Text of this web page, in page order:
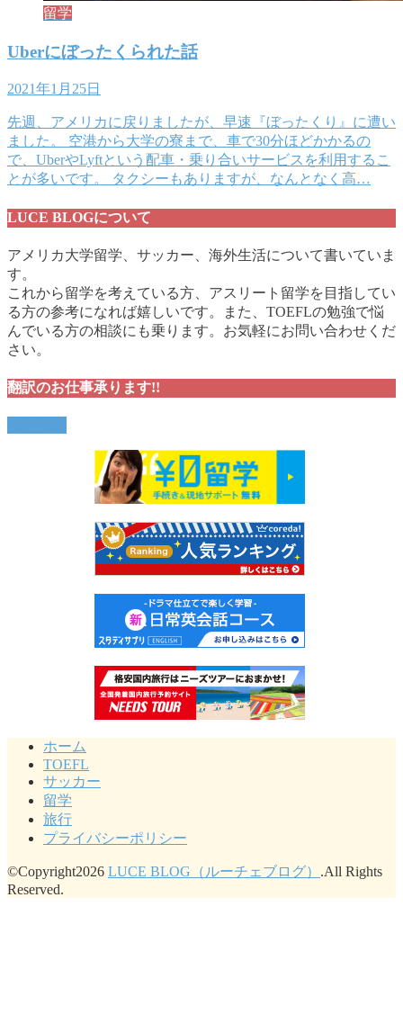
留学
Uberにぼったくられた話
2021年1月25日
先週、アメリカに戻りましたが、早速『ぼったくり』に遭い
ました。 空港から大学の寮まで、車で30分ほどかかるの
で、UberやLyftという配車・乗り合いサービスを利用するこ
とが多いです。 タクシーもありますが、なんとなく高…
LUCE BLOGについて
アメリカ大学留学、サッカー、海外生活について書いていま
す。
これから留学を考えている方、アスリート留学を目指してい
る方の参考になれば嬉しいです。また、TOEFLの勉強で悩
んでいる方の相談にも乗ります。お気軽にお問い合わせくだ
さい。
翻訳のお仕事承ります!!
ホーム
TOEFL
サッカー
留学
旅行
プライバシーポリシー
©Copyright2026 LUCE BLOG（ルーチェブログ） .All Rights
Reserved.